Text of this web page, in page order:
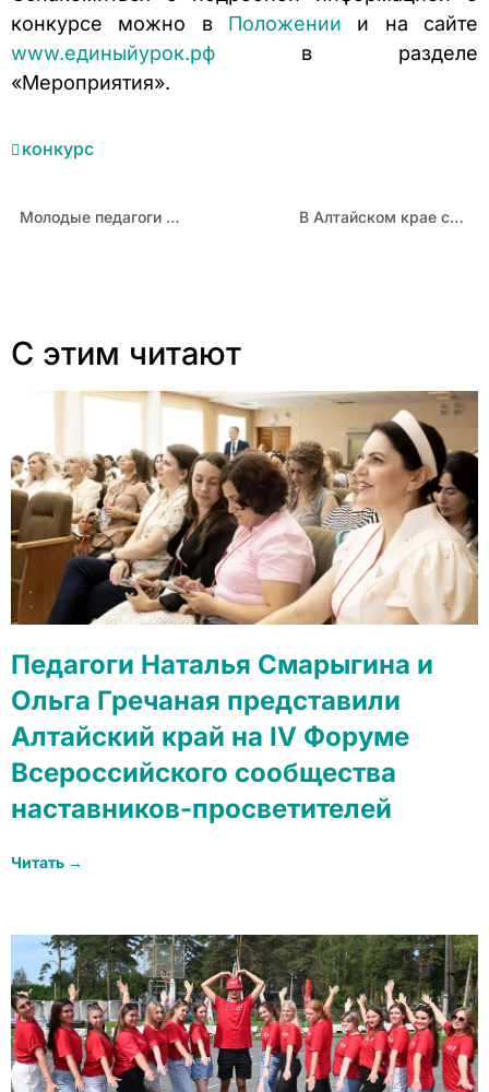
конкурсе можно в Положении и на сайте
www.единыйурок.рф в разделе
«Мероприятия».
конкурс
Молодые педагоги Немецкого национального района стали участниками проектной мастерской В Алтайском крае состоялось награждение победителей СФО всероссийского конкурса «За нравственный подвиг учителя»
С этим читают
Педагоги Наталья Смарыгина и
Ольга Гречаная представили
Алтайский край на IV Форуме
Всероссийского сообщества
наставников-просветителей
Читать →